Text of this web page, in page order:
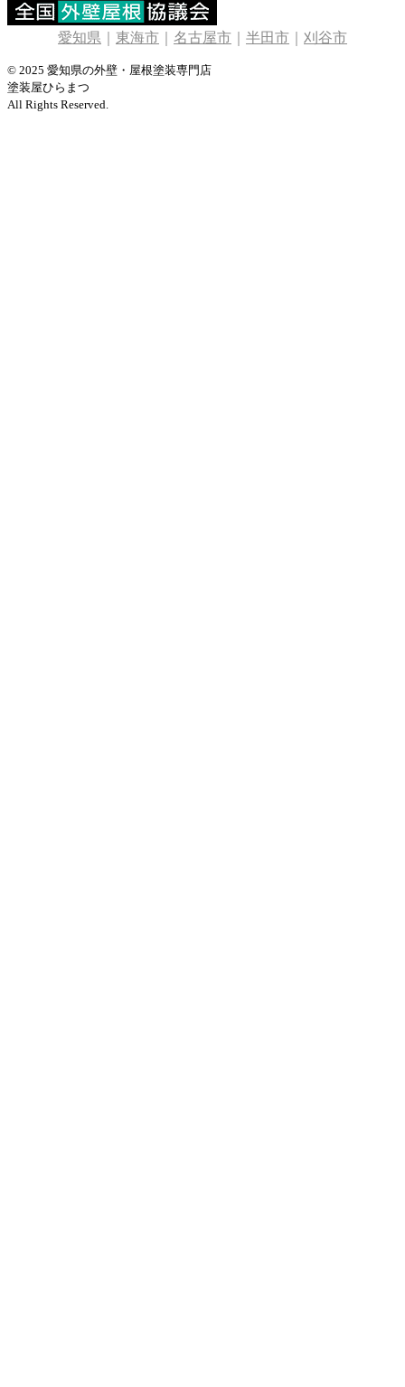
愛知県 東海市 名古屋市 半田市 刈谷市
© 2025 愛知県の外壁・屋根塗装専門店
塗装屋ひらまつ
All Rights Reserved.